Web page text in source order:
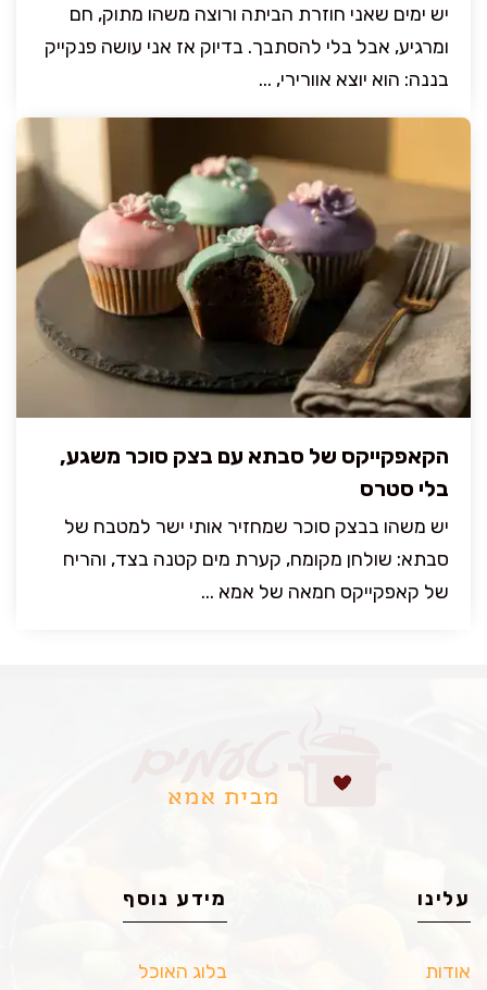
יש ימים שאני חוזרת הביתה ורוצה משהו מתוק, חם
ומרגיע, אבל בלי להסתבך. בדיוק אז אני עושה פנקייק
בננה: הוא יוצא אוורירי, ...
הקאפקייקס של סבתא עם בצק סוכר משגע,
בלי סטרס
יש משהו בבצק סוכר שמחזיר אותי ישר למטבח של
סבתא: שולחן מקומח, קערת מים קטנה בצד, והריח
של קאפקייקס חמאה של אמא ...
עלינו
אודות
מידע נוסף
בלוג האוכל